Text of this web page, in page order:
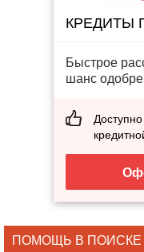
КРЕДИТЫ
Быстрое
шанс
ПОМОЩЬ В ПОИСКЕ